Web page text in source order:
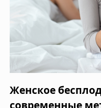
Женское
современные